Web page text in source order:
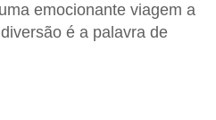
emocionante viagem a
é a palavra de